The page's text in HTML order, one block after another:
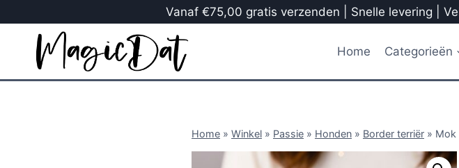
Vanaf €75,00 gratis verzenden | Snelle levering |
Home Categorieën
Home » Winkel » Passie » Honden » Border terriër » Mok